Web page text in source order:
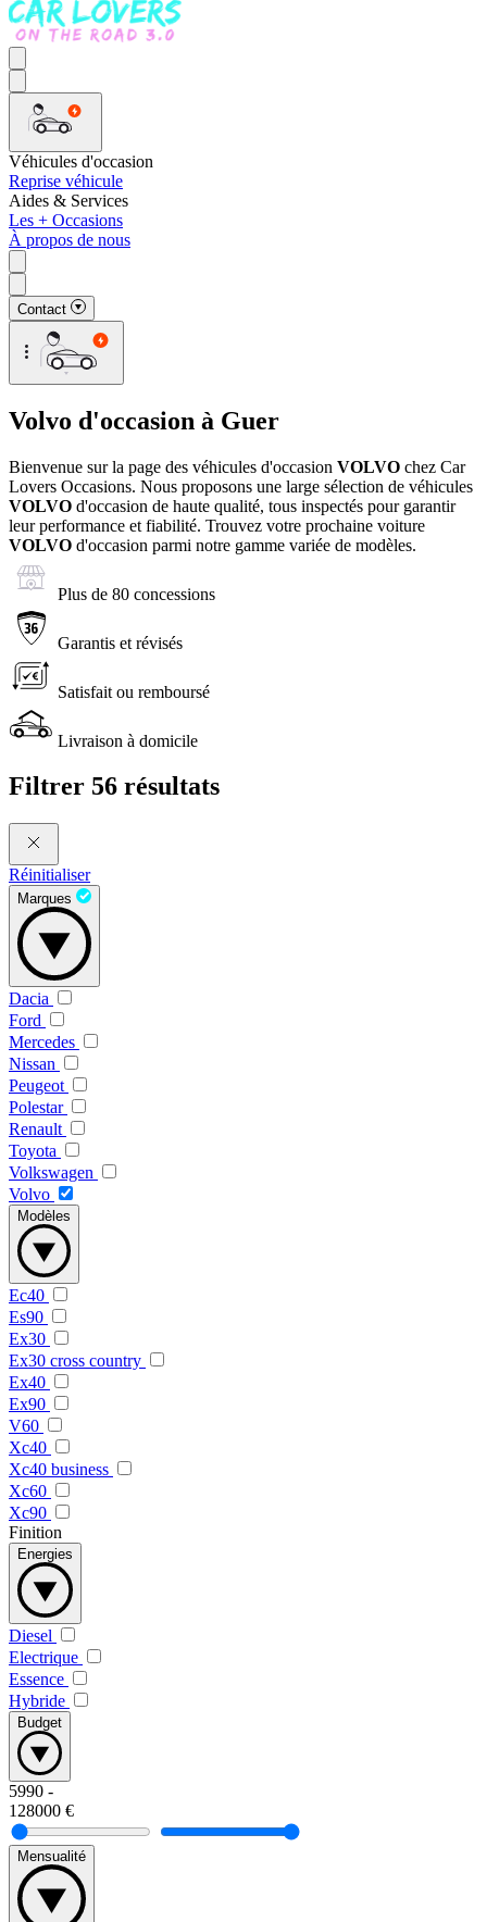
Véhicules d'occasion
Reprise véhicule
Aides & Services
Les + Occasions
À propos de nous
Contact
Volvo d'occasion à Guer
Bienvenue sur la page des véhicules d'occasion VOLVO chez Car
Lovers Occasions. Nous proposons une large sélection de véhicules
VOLVO d'occasion de haute qualité, tous inspectés pour garantir
leur performance et fiabilité. Trouvez votre prochaine voiture
VOLVO d'occasion parmi notre gamme variée de modèles.
Plus de 80 concessions
Garantis et révisés
Satisfait ou remboursé
Livraison à domicile
Filtrer 56 résultats
Réinitialiser
Marques
Dacia
Ford
Mercedes
Nissan
Peugeot
Polestar
Renault
Toyota
Volkswagen
Volvo
Modèles
Ec40
Es90
Ex30
Ex30 cross country
Ex40
Ex90
V60
Xc40
Xc40 business
Xc60
Xc90
Finition
Energies
Diesel
Electrique
Essence
Hybride
Budget
5990 -
128000 €
Mensualité